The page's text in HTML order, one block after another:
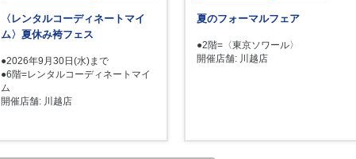
〈レンタルコーディネートマイ
ム〉夏休み袴フェス
●2026年9月30日(水)まで
●6階=レンタルコーディネートマイ
ム
開催店舗: 川越店
夏のフォーマルフェア
●2階=〈東京ソワール〉
開催店舗: 川越店